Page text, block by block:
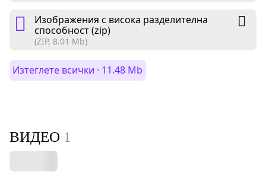
Изображения с висока разделителна
способност (zip)
(ZIP, 8.01 Mb)
Изтеглете всички · 11.48 Mb
ВИДЕО 1